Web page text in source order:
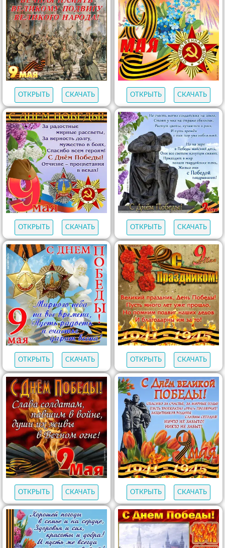
ОТКРЫТЬ СКАЧАТЬ ОТКРЫТЬ СКАЧАТЬ
ОТКРЫТЬ СКАЧАТЬ ОТКРЫТЬ СКАЧАТЬ
ОТКРЫТЬ СКАЧАТЬ ОТКРЫТЬ СКАЧАТЬ
ОТКРЫТЬ СКАЧАТЬ ОТКРЫТЬ СКАЧАТЬ